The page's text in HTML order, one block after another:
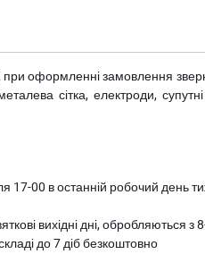
оформленні замовлення
сітка, електроди,
17-00 в останній робочий
вихідні дні, обробляються
до 7 діб безкоштовно